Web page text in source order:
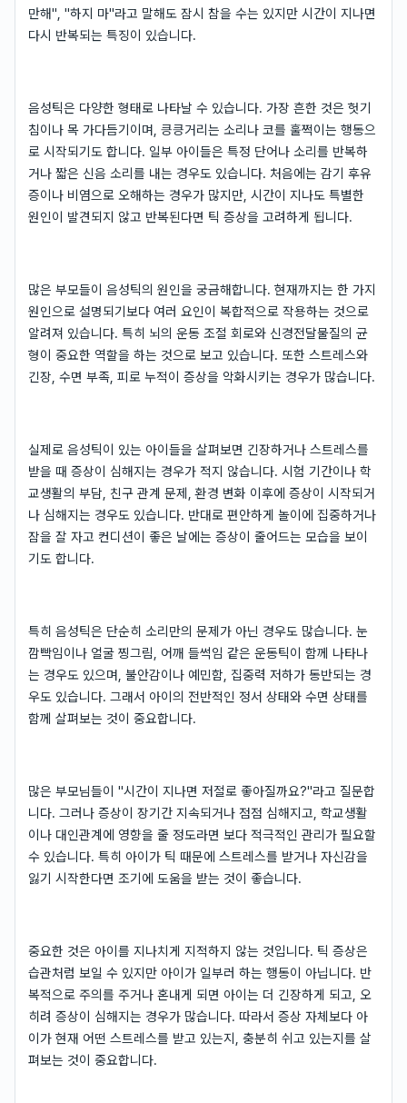
만해", "하지 마"라고 말해도 잠시 참을 수는 있지만 시간이 지나면
다시 반복되는 특징이 있습니다.
음성틱은 다양한 형태로 나타날 수 있습니다. 가장 흔한 것은 헛기
침이나 목 가다듬기이며, 킁킁거리는 소리나 코를 훌쩍이는 행동으
로 시작되기도 합니다. 일부 아이들은 특정 단어나 소리를 반복하
거나 짧은 신음 소리를 내는 경우도 있습니다. 처음에는 감기 후유
증이나 비염으로 오해하는 경우가 많지만, 시간이 지나도 특별한
원인이 발견되지 않고 반복된다면 틱 증상을 고려하게 됩니다.
많은 부모들이 음성틱의 원인을 궁금해합니다. 현재까지는 한 가지
원인으로 설명되기보다 여러 요인이 복합적으로 작용하는 것으로
알려져 있습니다. 특히 뇌의 운동 조절 회로와 신경전달물질의 균
형이 중요한 역할을 하는 것으로 보고 있습니다. 또한 스트레스와
긴장, 수면 부족, 피로 누적이 증상을 악화시키는 경우가 많습니다.
실제로 음성틱이 있는 아이들을 살펴보면 긴장하거나 스트레스를
받을 때 증상이 심해지는 경우가 적지 않습니다. 시험 기간이나 학
교생활의 부담, 친구 관계 문제, 환경 변화 이후에 증상이 시작되거
나 심해지는 경우도 있습니다. 반대로 편안하게 놀이에 집중하거나
잠을 잘 자고 컨디션이 좋은 날에는 증상이 줄어드는 모습을 보이
기도 합니다.
특히 음성틱은 단순히 소리만의 문제가 아닌 경우도 많습니다. 눈
깜빡임이나 얼굴 찡그림, 어깨 들썩임 같은 운동틱이 함께 나타나
는 경우도 있으며, 불안감이나 예민함, 집중력 저하가 동반되는 경
우도 있습니다. 그래서 아이의 전반적인 정서 상태와 수면 상태를
함께 살펴보는 것이 중요합니다.
많은 부모님들이 "시간이 지나면 저절로 좋아질까요?"라고 질문합
니다. 그러나 증상이 장기간 지속되거나 점점 심해지고, 학교생활
이나 대인관계에 영향을 줄 정도라면 보다 적극적인 관리가 필요할
수 있습니다. 특히 아이가 틱 때문에 스트레스를 받거나 자신감을
잃기 시작한다면 조기에 도움을 받는 것이 좋습니다.
중요한 것은 아이를 지나치게 지적하지 않는 것입니다. 틱 증상은
습관처럼 보일 수 있지만 아이가 일부러 하는 행동이 아닙니다. 반
복적으로 주의를 주거나 혼내게 되면 아이는 더 긴장하게 되고, 오
히려 증상이 심해지는 경우가 많습니다. 따라서 증상 자체보다 아
이가 현재 어떤 스트레스를 받고 있는지, 충분히 쉬고 있는지를 살
펴보는 것이 중요합니다.